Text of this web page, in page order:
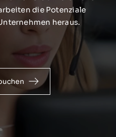
die Potenziale
heraus.